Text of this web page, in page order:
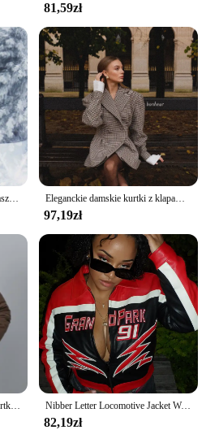
81,59zł
Różowy zimowy bawełniany płaszcz puchowy damski puszysty zamek błyskawiczny z kapturem gruba odzież wierzchnia klapa wiatroszczelna ciepła kurtka puchowa z długim rękawem dopasowane płaszcze Eleganckie damskie kurtki z klapami w kratę z nadrukiem Moda Dwurzędowe kieszenie Płaszcz vintage 2024 Kobieca odzież uliczna Nowość
97,19zł
Damskie zimowe pogrubione kurtki puchowe bawełniane parki z kapturem pikowany długi płaszcz z kieszeniami płaszcz damski w średnim wieku Nibber Letter Locomotive Jacket Women Varsity Cool Hipster Embroidery Patchwork Full Sleeve Wild Streetwear Fashion Short Coat
82,19zł